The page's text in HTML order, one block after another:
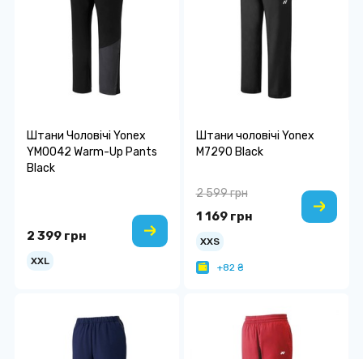
Штани Чоловічі Yonex
YM0042 Warm-Up Pants
Black
2 399 грн
XXL
Штани чоловічі Yonex
M7290 Black
1 169 грн
2 599 грн
XXS
+82 ₴